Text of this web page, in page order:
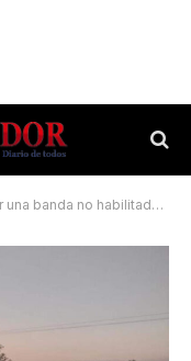
y chocó contra la tierra